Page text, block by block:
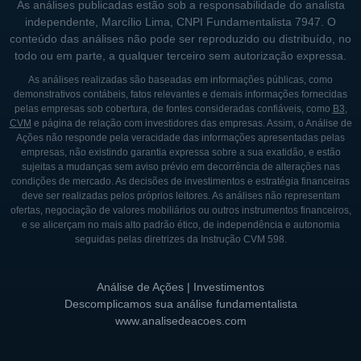
acionistas, que têm uma longa trajetória no
setor imobiliário. A empresa é
frequentemente associada a um forte
compromisso com a ética e a transparência
em suas operações, com esforços
constantes para fortalecer sua governança
corporativa.
Embora a estrutura acionária da Mitre Realty
possa incluir investidores institucionais e
individuais, a participação majoritária é
mantida por seus fundadores, o que
alinhamento com os interesses da empresa
e de seus clientes.
As análises publicadas estão sob a responsabilidade do analista
independente, Marcílio Lima, CNPI Fundamentalista 7947. O
conteúdo das análises não pode ser reproduzido ou distribuído, no
todo ou em parte, a qualquer terceiro sem autorização expressa.
As análises realizadas são baseadas em informações públicas, como
demonstrativos contábeis, fatos relevantes e demais informações fornecidas
pelas empresas sob cobertura, de fontes consideradas confiáveis, como B3,
CVM e página de relação com investidores das empresas. Assim, o Análise de
Ações não responde pela veracidade das informações apresentadas pelas
empresas, não existindo garantia expressa sobre a sua exatidão, e estão
sujeitas a mudanças sem aviso prévio em decorrência de alterações nas
condições de mercado. As decisões de investimentos e estratégia financeiras
deve ser realizadas pelos próprios leitores. As análises não representam
ofertas, negociação de valores mobiliários ou outros instrumentos financeiros,
e se alicerçam no mais alto padrão ético, de independência e autonomia
seguidas pelas diretrizes da Instrução CVM 598.
Análise de Ações | Investimentos
Descomplicamos sua análise fundamentalista
www.analisedeacoes.com